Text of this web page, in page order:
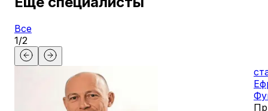
Все
1/2